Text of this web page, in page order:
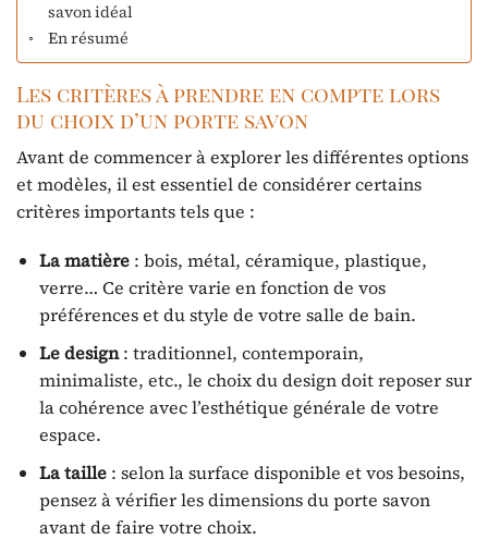
savon idéal
En résumé
Les critères à prendre en compte lors
du choix d’un porte savon
Avant de commencer à explorer les différentes options
et modèles, il est essentiel de considérer certains
critères importants tels que :
La matière: bois, métal, céramique, plastique,
verre… Ce critère varie en fonction de vos
préférences et du style de votre salle de bain.
Le design: traditionnel, contemporain,
minimaliste, etc., le choix du design doit reposer sur
la cohérence avec l’esthétique générale de votre
espace.
La taille: selon la surface disponible et vos besoins,
pensez à vérifier les dimensions du porte savon
avant de faire votre choix.